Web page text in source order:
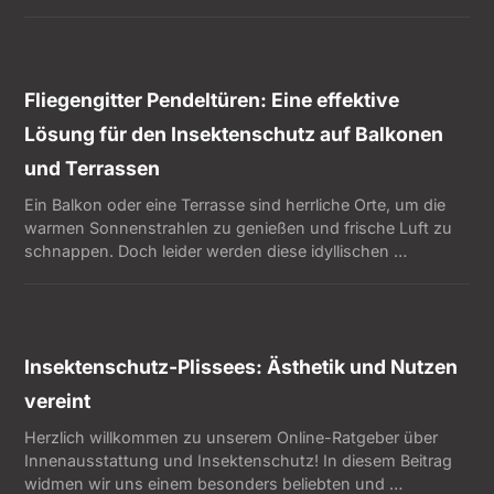
Fliegengitter Pendeltüren: Eine effektive
Lösung für den Insektenschutz auf Balkonen
und Terrassen
Ein Balkon oder eine Terrasse sind herrliche Orte, um die
warmen Sonnenstrahlen zu genießen und frische Luft zu
schnappen. Doch leider werden diese idyllischen …
Insektenschutz-Plissees: Ästhetik und Nutzen
vereint
Herzlich willkommen zu unserem Online-Ratgeber über
Innenausstattung und Insektenschutz! In diesem Beitrag
widmen wir uns einem besonders beliebten und …